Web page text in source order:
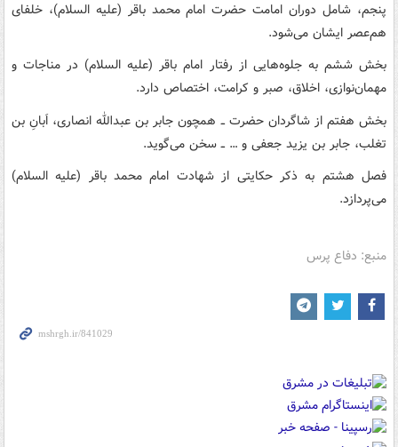
پنجم، شامل دوران امامت حضرت امام محمد باقر (علیه السلام)، خلفای
هم‌عصر ایشان می‌شود.
بخش ششم به جلوه‌هایی از رفتار امام باقر (علیه السلام) در مناجات و
مهمان‌نوازی، اخلاق، صبر و کرامت، اختصاص دارد.
بخش هفتم از شاگردان حضرت ــ همچون جابر بن عبدالله انصاری، اَبانِ بن
تغلب، جابر بن یزید جعفی و … ــ سخن می‌گوید.
فصل هشتم به ذکر حکایتی از شهادت امام محمد باقر (علیه السلام)
می‌پردازد.
منبع: دفاع پرس